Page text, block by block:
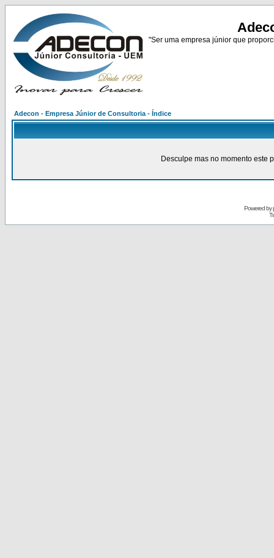
"Ser uma empresa júnior que
Adecon - Empresa Júnior de Consultoria - Índice
Desculpe mas no momento este
Powered by